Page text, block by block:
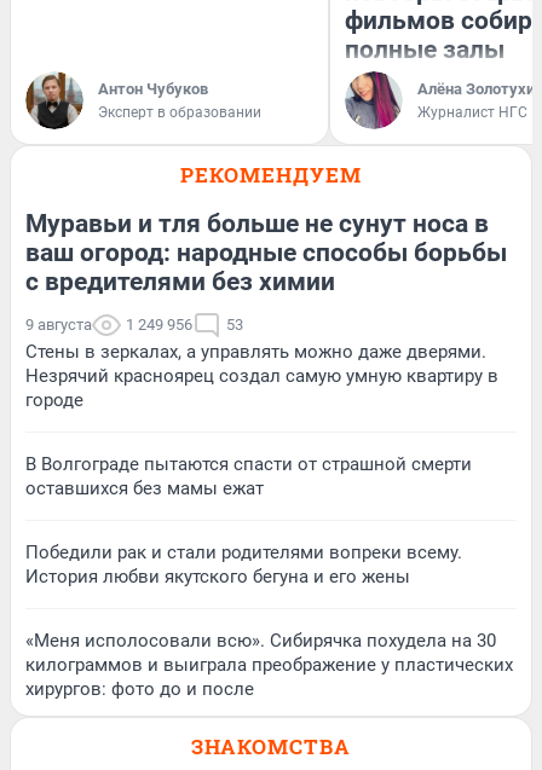
Антон Чубуков
Эксперт в образовании
фильмов
полные залы
Алёна
Журналист НГС
РЕКОМЕНДУЕМ
Муравьи и тля больше не сунут носа в
ваш огород: народные способы борьбы
с вредителями без химии
9 августа 1 249 956 53
Стены в зеркалах, а управлять можно даже дверями.
Незрячий красноярец создал самую умную квартиру в
городе
В Волгограде пытаются спасти от страшной смерти
оставшихся без мамы ежат
Победили рак и стали родителями вопреки всему.
История любви якутского бегуна и его жены
«Меня исполосовали всю». Сибирячка похудела на 30
килограммов и выиграла преображение у пластических
хирургов: фото до и после
ЗНАКОМСТВА